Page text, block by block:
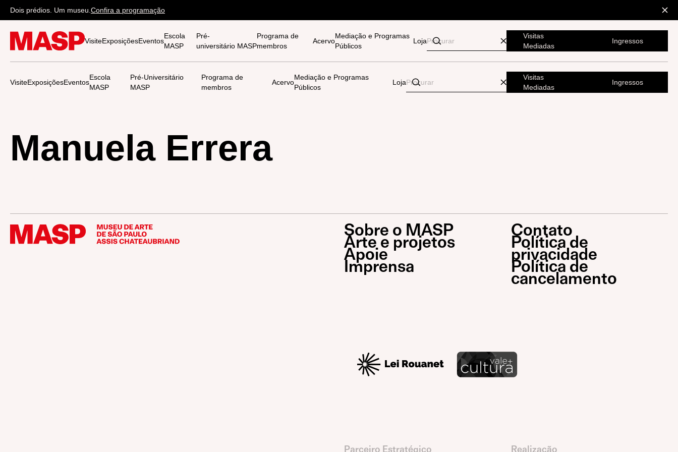
Dois prédios. Um museu. Confira a programação
VisiteExposiçõesEventos
Escola
MASP
Pré-
universitário MASP
Programa de
membros
Acervo
Mediação e Programas
Públicos
Loja
Visitas
Mediadas
Ingressos
VisiteExposiçõesEventos
Escola
MASP
Pré-Universitário
MASP
Programa de
membros
Acervo
Mediação e Programas
Públicos
Loja
Visitas
Mediadas
Ingressos
Manuela Errera
Sobre o MASP
Arte e projetos
Apoie
Imprensa
Contato
Política de
privacidade
Política de
cancelamento
Parceiro Estratégico Realização